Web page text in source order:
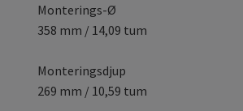
Monterings-Ø
358 mm / 14,09 tum
Monteringsdjup
269 mm / 10,59 tum